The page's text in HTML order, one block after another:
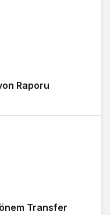
Raporu
Transfer